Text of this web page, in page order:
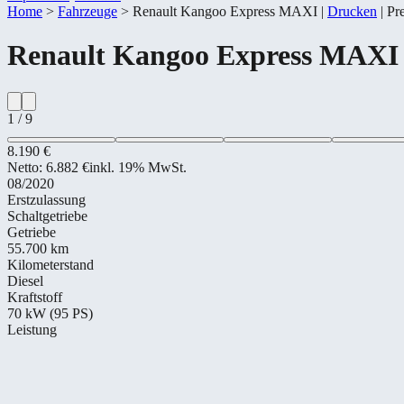
Home > Fahrzeuge > Renault Kangoo Express MAXI | Drucken |
Renault Kangoo Express MAXI
1 /9
8.190 €
Netto: 6.882 €inkl. 19% MwSt.
08/2020
Erstzulassung
Schaltgetriebe
Getriebe
55.700 km
Kilometerstand
Diesel
Kraftstoff
70 kW (95 PS)
Leistung